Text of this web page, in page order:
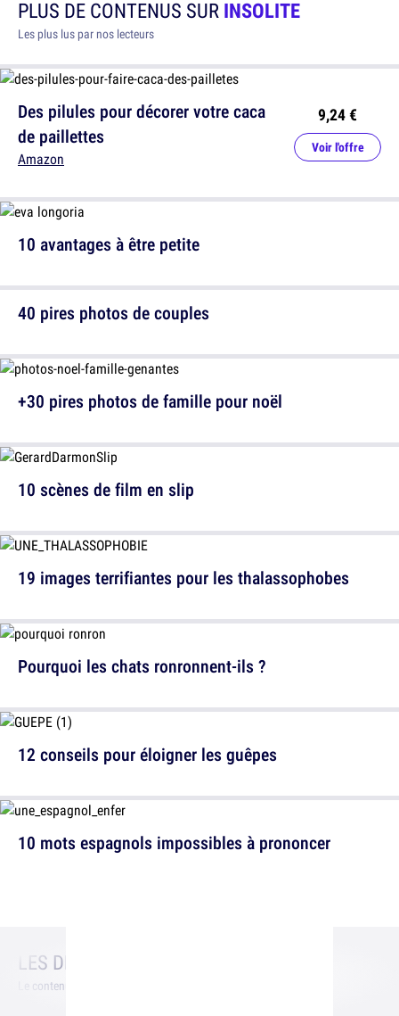
PLUS DE CONTENUS SURINSOLITE
Les plus lus par nos lecteurs
Des pilules pour décorer votre caca
de paillettes
Amazon
9,24 €
Voir l'offre
40 pires photos de couples
10 scènes de film en slip
Pourquoi les chats ronronnent-ils ?
10 mots espagnols impossibles à prononcer
10 avantages à être petite
+30 pires photos de famille pour noël
19 images terrifiantes pour les thalassophobes
12 conseils pour éloigner les guêpes
LES DERNIERS
Le contenu chaud, tout juste sorti de notre équipe